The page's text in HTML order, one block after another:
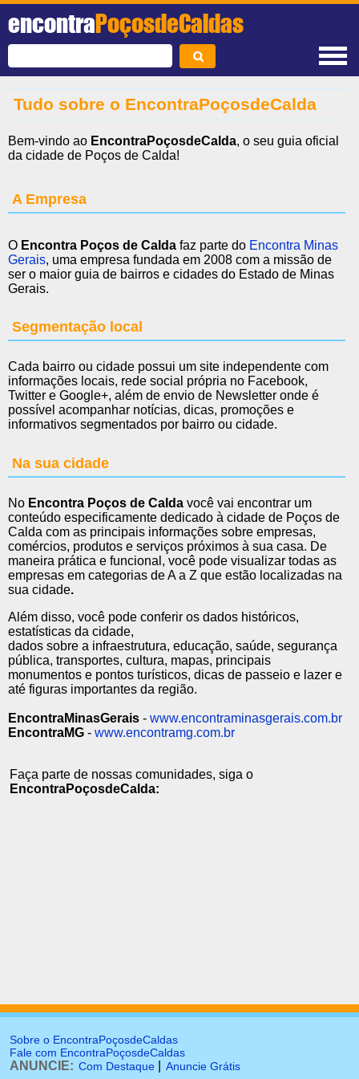
encontraPoçosdeCaldas
Tudo sobre o EncontraPoçosdeCalda
Bem-vindo ao EncontraPoçosdeCalda, o seu guia oficial
da cidade de Poços de Calda!
A Empresa
O Encontra Poços de Calda faz parte do Encontra Minas
Gerais, uma empresa fundada em 2008 com a missão de
ser o maior guia de bairros e cidades do Estado de Minas
Gerais.
Segmentação local
Cada bairro ou cidade possui um site independente com
informações locais, rede social própria no Facebook,
Twitter e Google+, além de envio de Newsletter onde é
possível acompanhar notícias, dicas, promoções e
informativos segmentados por bairro ou cidade.
Na sua cidade
No Encontra Poços de Calda você vai encontrar um
conteúdo especificamente dedicado à cidade de Poços de
Calda com as principais informações sobre empresas,
comércios, produtos e serviços próximos à sua casa. De
maneira prática e funcional, você pode visualizar todas as
empresas em categorias de A a Z que estão localizadas na
sua cidade.
Além disso, você pode conferir os dados históricos,
estatísticas da cidade,
dados sobre a infraestrutura, educação, saúde, segurança
pública, transportes, cultura, mapas, principais
monumentos e pontos turísticos, dicas de passeio e lazer e
até figuras importantes da região.
EncontraMinasGerais - www.encontraminasgerais.com.br
EncontraMG - www.encontramg.com.br
Faça parte de nossas comunidades, siga o
EncontraPoçosdeCalda:
Sobre o EncontraPoçosdeCaldas
Fale com EncontraPoçosdeCaldas
ANUNCIE: Com Destaque Anuncie Grátis